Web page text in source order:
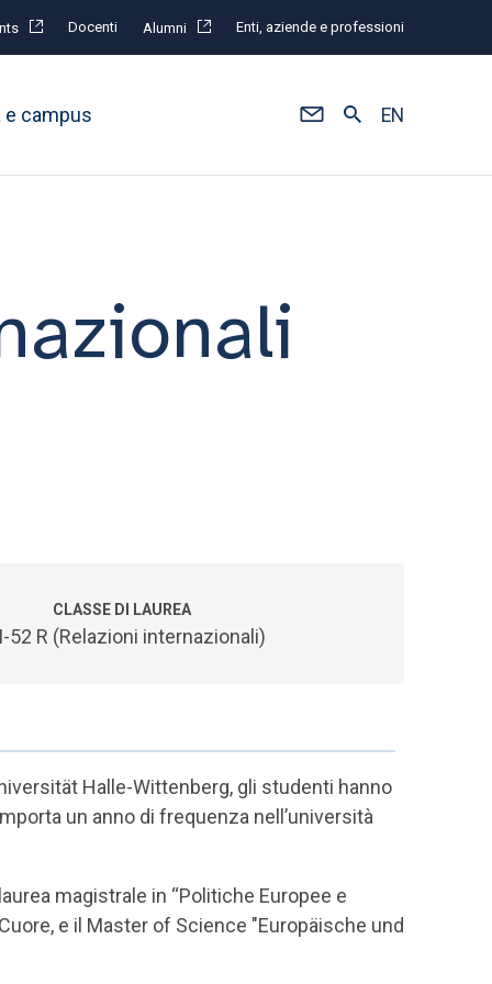
Docenti Alumni Enti, aziende e professioni
e campus EN
CLASSE DI LAUREA
52 R (Relazioni internazionali)
Halle-Wittenberg, gli studenti hanno
un anno di frequenza nell’università
magistrale in “Politiche Europee e
e il Master of Science "Europäische und